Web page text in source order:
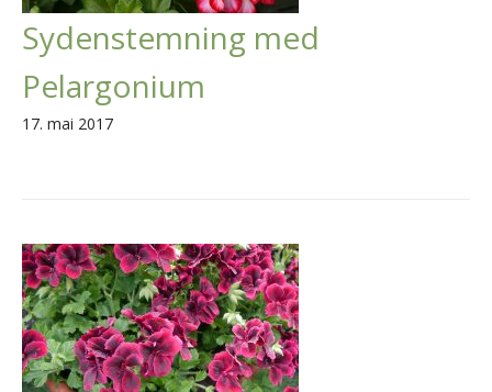
Sydenstemning med
Pelargonium
17. mai 2017